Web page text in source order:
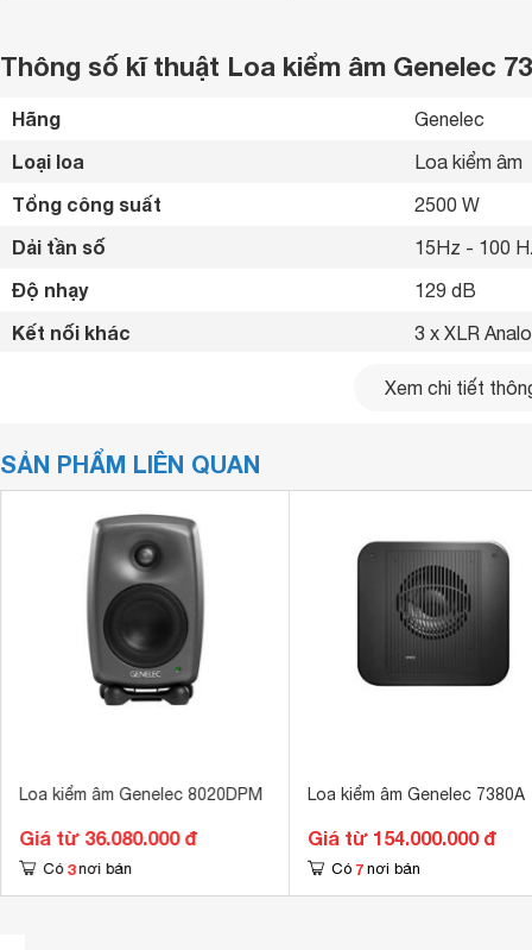
Thông số kĩ thuật Loa kiểm âm Genelec
Hãng Genelec
Loại loa Loa kiểm âm
Tổng công suất 2500 W
Dải tần số 15Hz - 100
Độ nhạy 129 dB
Kết nối khác 3 x XLR
625 x 1400 x
Kích thước loa Sub/Bass
Xem chi tiết
SẢN PHẨM LIÊN QUAN
Loa kiểm âm Genelec 8020DPM
Giá từ 36.080.000 đ
Có 3 nơi bán
Loa kiểm âm Genelec 7380A
Giá từ 154.000.000 đ
Có 7 nơi bán